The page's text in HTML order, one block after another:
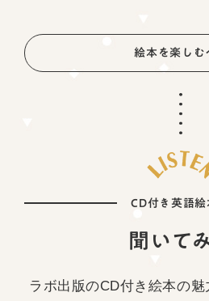
絵本を楽しむ
CD付き英語絵
聞いて
ラボ出版のCD付き絵本の